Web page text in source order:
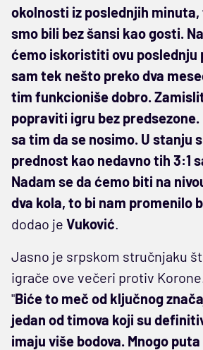
okolnosti iz poslednjih minuta,
smo bili bez šansi kao gosti.
ćemo iskoristiti ovu poslednju
sam tek nešto preko dva
tim funkcioniše dobro.
popraviti igru bez
sa tim da se nosimo. U stanju
prednost kao nedavno tih 3:1
Nadam se da ćemo biti na
dva kola, to bi nam promenilo
dodao je Vuković.
Jasno je srpskom stručnjaku
igrače ove večeri protiv
"Biće to meč od ključnog
jedan od timova koji su
imaju više bodova. Mnogo